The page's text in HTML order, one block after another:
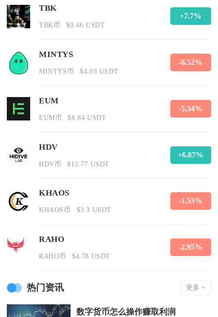
TBK
TBK币 $0.46 USDT
+7.7%
MINTYS
MINTYS币 $4.03 USDT
-8.52%
EUM
EUM币 $8.84 USDT
-5.34%
HDV
HDV币 $12.77 USDT
+6.87%
KHAOS
KHAOS币 $3.3 USDT
-1.53%
RAHO
RAHO币 $4.78 USDT
-2.95%
热门资讯 更多 +
数字货币怎么操作赚取利润